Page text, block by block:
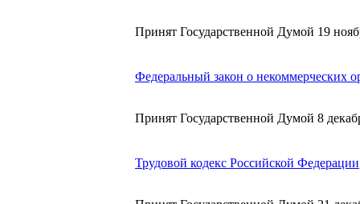
Принят Государственной Думой 19
Федеральный закон о некоммерческих
Принят Государственной Думой 8
Трудовой кодекс Российской Федерации